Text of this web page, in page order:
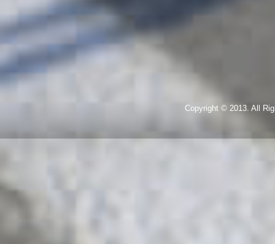
Copyright © 2013. All